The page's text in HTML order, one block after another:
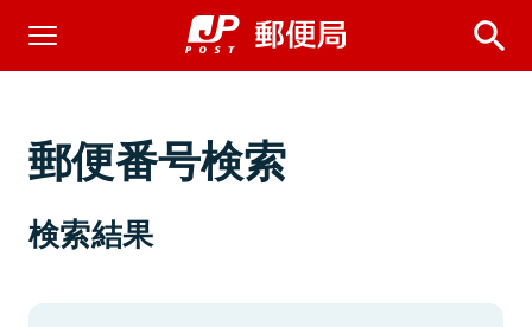
郵便番号検索
検索結果